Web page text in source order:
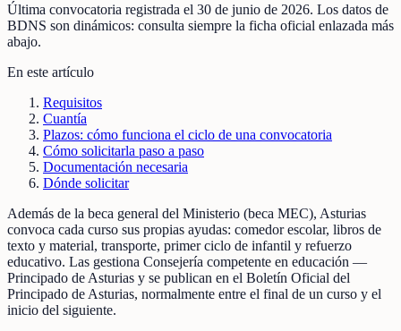
Última convocatoria registrada el 30 de junio de 2026. Los datos de
BDNS son dinámicos: consulta siempre la ficha oficial enlazada más
abajo.
En este artículo
Requisitos
Cuantía
Plazos: cómo funciona el ciclo de una convocatoria
Cómo solicitarla paso a paso
Documentación necesaria
Dónde solicitar
Además de la beca general del Ministerio (beca MEC), Asturias
convoca cada curso sus propias ayudas: comedor escolar, libros de
texto y material, transporte, primer ciclo de infantil y refuerzo
educativo. Las gestiona Consejería competente en educación —
Principado de Asturias y se publican en el Boletín Oficial del
Principado de Asturias, normalmente entre el final de un curso y el
inicio del siguiente.